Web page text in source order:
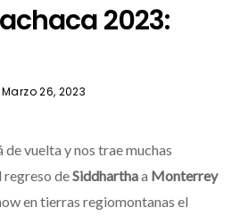
2023:
Marzo 26, 2023
de vuelta y nos trae muchas
regreso deSiddharthaa Monterrey
en tierras regiomontanas el